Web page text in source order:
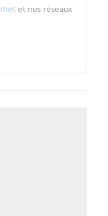
et nos réseaux